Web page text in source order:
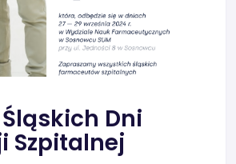
Dni
Szpitalnej